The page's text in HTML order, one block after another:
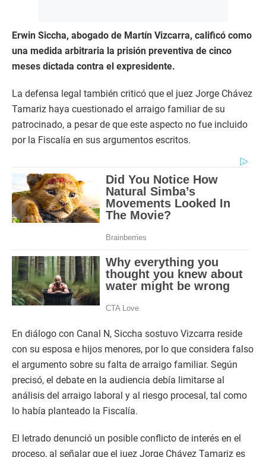
Erwin Siccha, abogado de Martín Vizcarra, calificó como
una medida arbitraria la prisión preventiva de cinco
meses dictada contra el expresidente.
La defensa legal también criticó que el juez Jorge Chávez
Tamariz haya cuestionado el arraigo familiar de su
patrocinado, a pesar de que este aspecto no fue incluido
por la Fiscalía en sus argumentos escritos.
En diálogo con Canal N, Siccha sostuvo Vizcarra reside
con su esposa e hijos menores, por lo que considera falso
el argumento sobre su falta de arraigo familiar. Según
precisó, el debate en la audiencia debía limitarse al
análisis del arraigo laboral y al riesgo procesal, tal como
lo había planteado la Fiscalía.
El letrado denunció un posible conflicto de interés en el
proceso, al señalar que el juez Jorge Chávez Tamariz es